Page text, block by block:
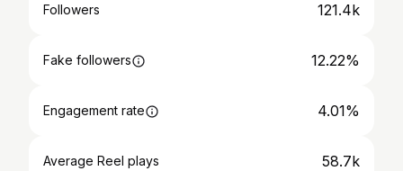
Followers 121.4k
Fake followers 12.22%
Engagement rate 4.01%
Average Reel plays 58.7k